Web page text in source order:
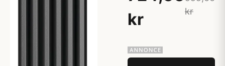
kr
kr